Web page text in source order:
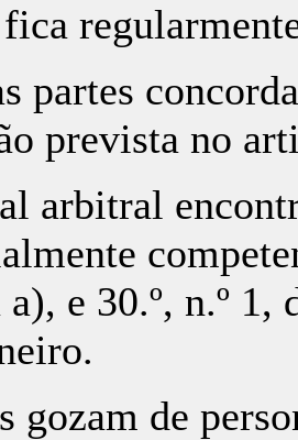
partes
prevista no
arbitral
e 30.º, n.º
gozam de